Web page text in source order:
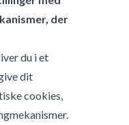
der
du i et
dit
cookies,